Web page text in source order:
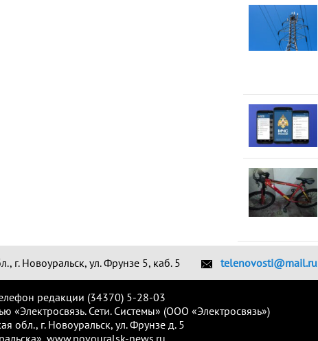
г. Новоуральск, ул. Фрунзе 5, каб. 5 telenovosti@mail.ru
редакции (34370) 5-28-03
«Электросвязь. Сети. Системы» (ООО «Электросвязь»)
обл., г. Новоуральск, ул. Фрунзе д. 5